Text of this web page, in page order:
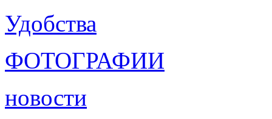
Удобства
ФОТОГРАФИИ
новости